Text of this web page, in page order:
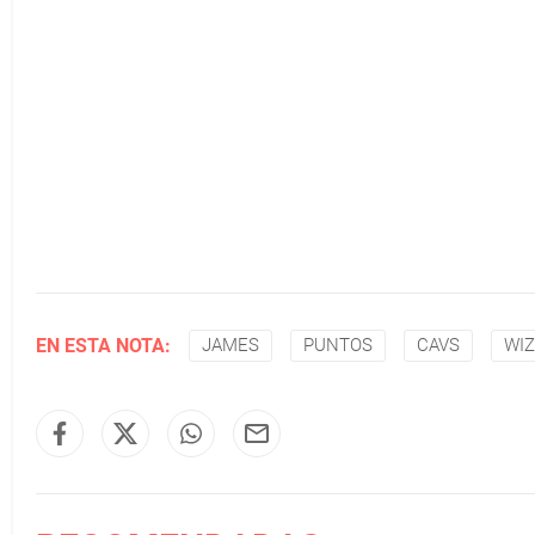
EN ESTA NOTA: JAMES PUNTOS CAVS